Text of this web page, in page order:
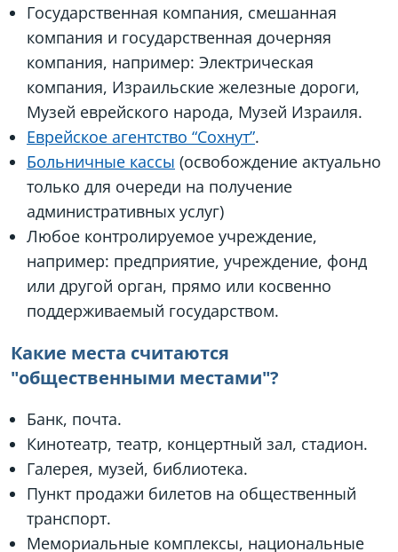
Государственная компания, смешанная
компания и государственная дочерняя
компания, например: Электрическая
компания, Израильские железные дороги,
Музей еврейского народа, Музей Израиля.
Еврейское агентство “Сохнут”.
Больничные кассы (освобождение актуально
только для очереди на получение
административных услуг)
Любое контролируемое учреждение,
например: предприятие, учреждение, фонд
или другой орган, прямо или косвенно
поддерживаемый государством.
Какие места считаются
"общественными местами"?
Банк, почта.
Кинотеатр, театр, концертный зал, стадион.
Галерея, музей, библиотека.
Пункт продажи билетов на общественный
транспорт.
Мемориальные комплексы, национальные